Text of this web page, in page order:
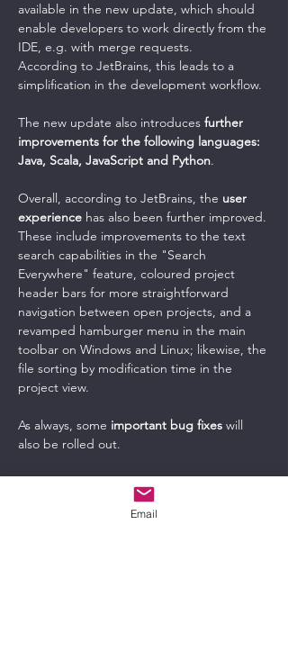
available in the new update, which should
enable developers to work directly from the
IDE, e.g. with merge requests.
According to JetBrains, this leads to a
simplification in the development workflow.
The new update also introduces further
improvements for the following languages:
Java, Scala, JavaScript and Python.
Overall, according to JetBrains, the user
experience has also been further improved.
These include improvements to the text
search capabilities in the "Search
Everywhere" feature, coloured project
header bars for more straightforward
navigation between open projects, and a
revamped hamburger menu in the main
toolbar on Windows and Linux; likewise, the
file sorting by modification time in the
project view.
As always, some important bug fixes will
also be rolled out.
Email